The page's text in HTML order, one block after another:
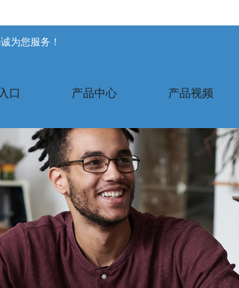
为您服务！
口 产品中心 产品视频